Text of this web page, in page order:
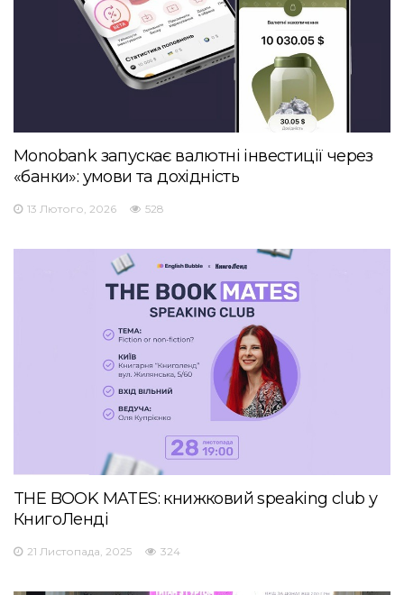
Monobank запускає валютні інвестиції через
«банки»: умови та дохідність
13 Лютого, 2026 528
THE BOOK MATES: книжковий speaking club у
КнигоЛенді
21 Листопада, 2025 324